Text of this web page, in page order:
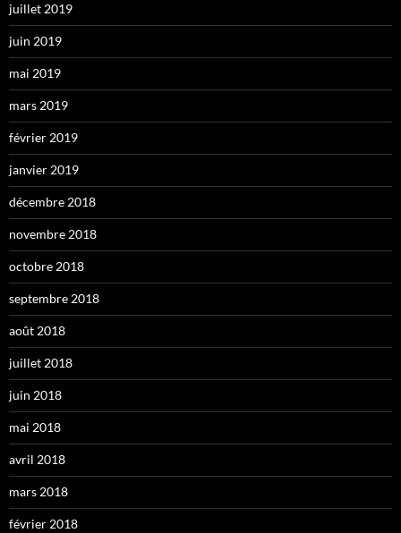
juillet 2019
juin 2019
mai 2019
mars 2019
février 2019
janvier 2019
décembre 2018
novembre 2018
octobre 2018
septembre 2018
août 2018
juillet 2018
juin 2018
mai 2018
avril 2018
mars 2018
février 2018